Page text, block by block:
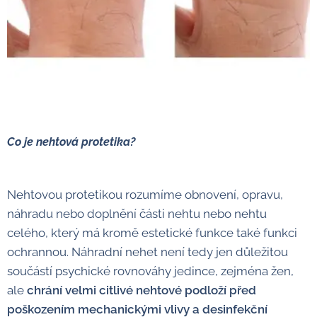
Co je nehtová protetika?
Nehtovou protetikou rozumíme obnovení, opravu,
náhradu nebo doplnění části nehtu nebo nehtu
celého, který má kromě estetické funkce také funkci
ochrannou. Náhradní nehet není tedy jen důležitou
součástí psychické rovnováhy jedince, zejména žen,
ale chrání velmi citlivé nehtové podloží před
poškozením mechanickými vlivy a desinfekční